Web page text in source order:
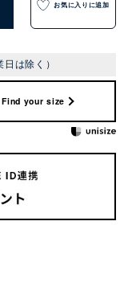
お気に入りに追加
は除く）
Find your size